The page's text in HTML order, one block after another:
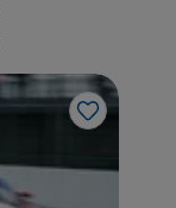
Me gusta